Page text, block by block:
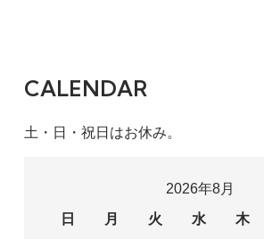
CALENDAR
土・日・祝日はお休み。
2026年8月
日
月 火 水 木